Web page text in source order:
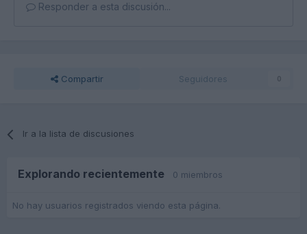
Responder a esta discusión...
Compartir Seguidores 0
Ir a la lista de discusiones
Explorando recientemente 0 miembros
No hay usuarios registrados viendo esta página.